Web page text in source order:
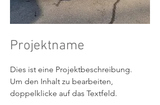
Projektname
Dies ist eine Projektbeschreibung.
Um den Inhalt zu bearbeiten,
doppelklicke auf das Textfeld.